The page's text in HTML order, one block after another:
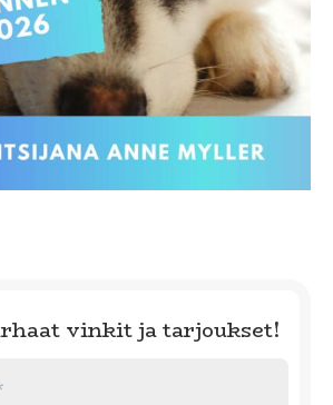
vinkit ja tarjoukset!